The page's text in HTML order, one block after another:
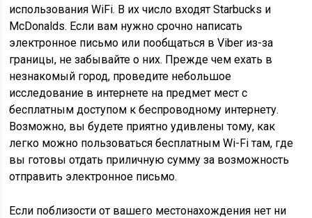
использования WiFi. В их число входят Starbucks и
McDonalds. Если вам нужно срочно написать
электронное письмо или пообщаться в Viber из-за
границы, не забывайте о них. Прежде чем ехать в
незнакомый город, проведите небольшое
исследование в интернете на предмет мест с
бесплатным доступом к беспроводному интернету.
Возможно, вы будете приятно удивлены тому, как
легко можно пользоваться бесплатным Wi-Fi там, где
вы готовы отдать приличную сумму за возможность
отправить электронное письмо.
Если поблизости от вашего местонахождения нет ни